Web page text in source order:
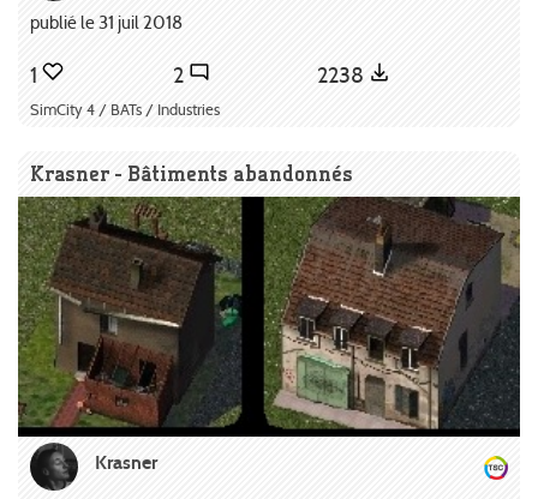
publié le 31 juil 2018
1 2 2238
SimCity 4 / BATs / Industries
Krasner - Bâtiments abandonnés
Krasner